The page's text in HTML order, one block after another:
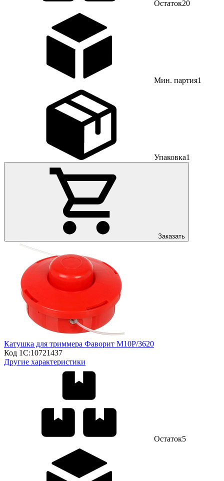
Остаток20
Мин. партия1
Упаковка1
Заказать
Катушка для триммера Фаворит М10Р/3620
Код 1С:10721437
Другие характеристики
Остаток5